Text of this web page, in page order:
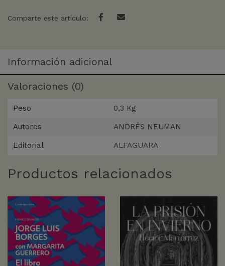
Comparte este artículo:
Información adicional
Valoraciones (0)
Peso 0,3 Kg
Autores ANDRÉS NEUMAN
Editorial ALFAGUARA
Productos relacionados